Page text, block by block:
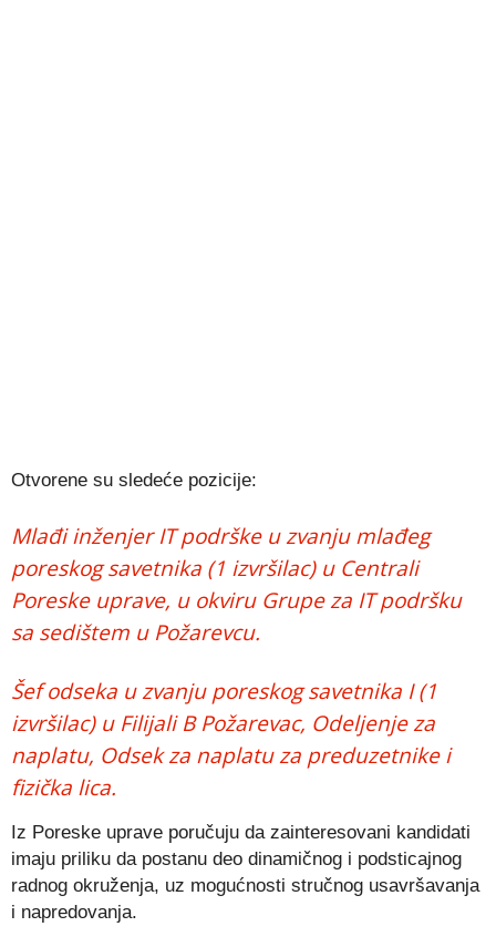
Otvorene su sledeće pozicije:
Mlađi inženjer IT podrške u zvanju mlađeg
poreskog savetnika (1 izvršilac) u Centrali
Poreske uprave, u okviru Grupe za IT podršku
sa sedištem u Požarevcu.
Šef odseka u zvanju poreskog savetnika I (1
izvršilac) u Filijali B Požarevac, Odeljenje za
naplatu, Odsek za naplatu za preduzetnike i
fizička lica.
Iz Poreske uprave poručuju da zainteresovani kandidati
imaju priliku da postanu deo dinamičnog i podsticajnog
radnog okruženja, uz mogućnosti stručnog usavršavanja
i napredovanja.